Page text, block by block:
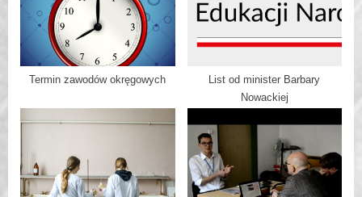
Termin zawodów okręgowych
List od minister Barbary
Nowackiej